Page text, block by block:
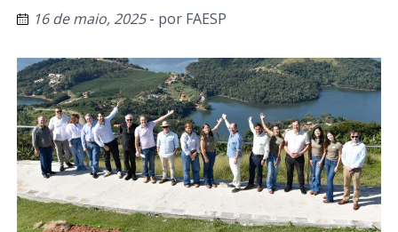
16 de maio, 2025- por FAESP